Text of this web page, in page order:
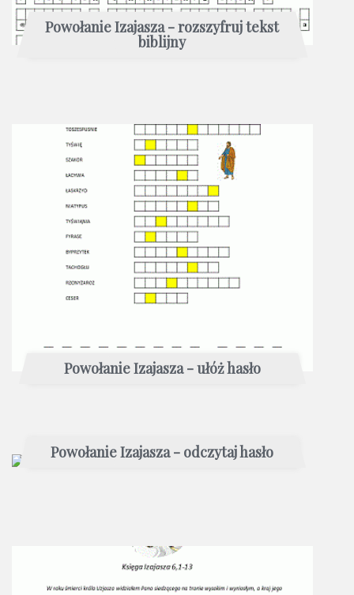
Powołanie Izajasza - rozszyfruj tekst
biblijny
Powołanie Izajasza - ułóż hasło
Powołanie Izajasza - odczytaj hasło